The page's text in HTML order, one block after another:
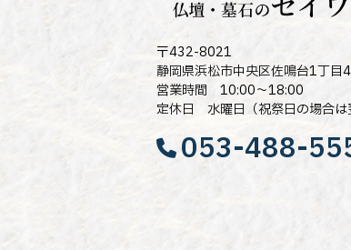
〒432-8021
静岡県浜松市中央区佐鳴台1丁目
営業時間 10:00～18:00
定休日 水曜日（祝祭日の場合は
053-488-